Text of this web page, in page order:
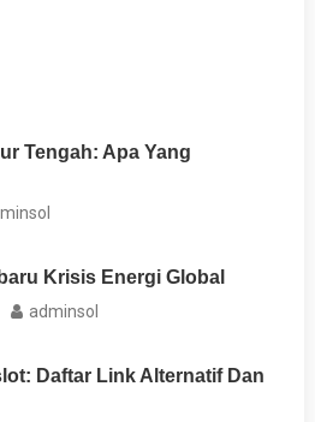
Tengah: Apa Yang
Krisis Energi Global
adminsol
Daftar Link Alternatif Dan